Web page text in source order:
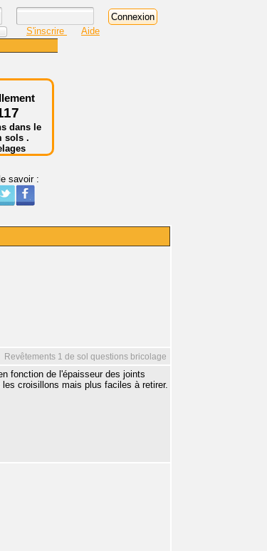
S'inscrire Aide
dans le
sols .
savoir :
Revêtements 1 de sol questions bricolage
fonction de l'épaisseur des joints
croisillons mais plus faciles à retirer.